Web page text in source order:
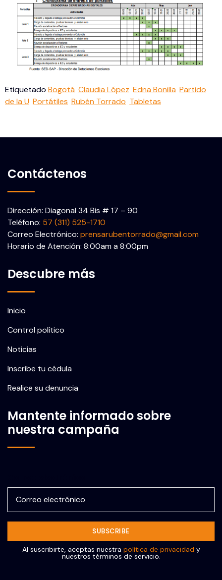
Etiquetado Bogotá Claudia López Edna Bonilla Partido
de la U Portátiles Rubén Torrado Tabletas
Contáctenos
Dirección: Diagonal 34 Bis # 17 – 90
Teléfono: 57 (311) 525-1710
Correo Electrónico: prensarubentorrado@gmail.com
Horario de Atención: 8:00am a 8:00pm
Descubre más
Inicio
Control político
Noticias
Inscribe tu cédula
Realice su denuncia
Mantente informado sobre
nuestra campaña
Al suscribirte, aceptas nuestra política de privacidad y
nuestros términos de servicio.